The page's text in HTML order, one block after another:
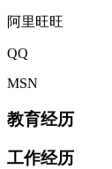
阿里旺旺
QQ
MSN
教育经历
工作经历